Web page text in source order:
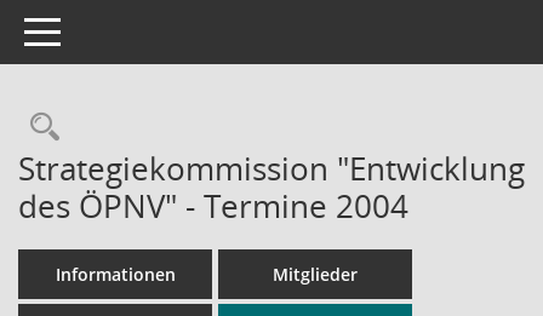
Toggle navigation
Rechercheauswahl
Strategiekommission "Entwicklung
des ÖPNV" - Termine 2004
Informationen Mitglieder